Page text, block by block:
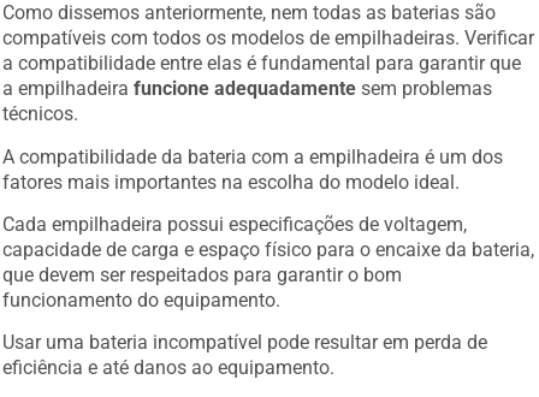
Como dissemos anteriormente, nem todas as baterias são
compatíveis com todos os modelos de empilhadeiras. Verificar
a compatibilidade entre elas é fundamental para garantir que
a empilhadeirafuncione adequadamente sem problemas
técnicos.
A compatibilidade da bateria com a empilhadeira é um dos
fatores mais importantes na escolha do modelo ideal.
Cada empilhadeira possui especificações de voltagem,
capacidade de carga e espaço físico para o encaixe da bateria,
que devem ser respeitados para garantir o bom
funcionamento do equipamento.
Usar uma bateria incompatível pode resultar em perda de
eficiência e até danos ao equipamento.